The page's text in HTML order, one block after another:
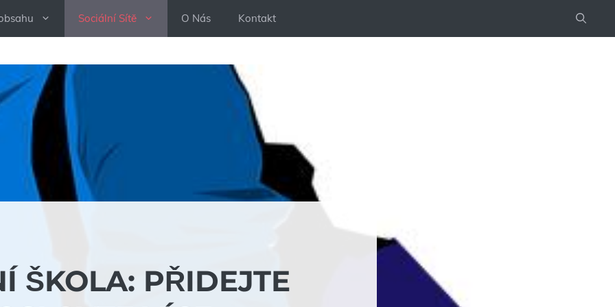
Sociální Sítě O Nás Kontakt
ŠKOLA: PŘIDEJTE